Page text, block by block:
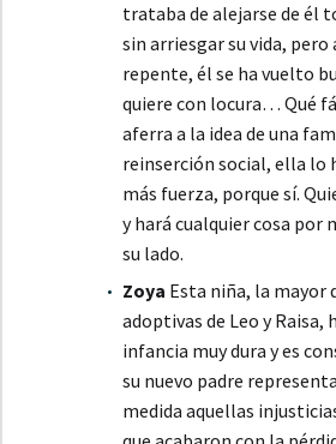
trataba de alejarse de él
sin arriesgar su vida, pero
repente, él se ha vuelto
quiere con locura… Qué
aferra a la idea de una
reinserción social, ella lo
más fuerza, porque sí.
y hará cualquier cosa por
su lado.
Zoya Esta niña, la mayor
adoptivas de Leo y Raisa,
infancia muy dura y es
su nuevo padre
medida aquellas